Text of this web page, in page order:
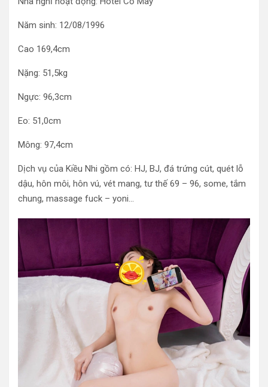
Năm sinh: 12/08/1996
Cao 169,4cm
Nặng: 51,5kg
Ngực: 96,3cm
Eo: 51,0cm
Mông: 97,4cm
Dịch vụ của Kiều Nhi gồm có: HJ, BJ, đá trứng cút, quét lỗ
dậu, hôn môi, hôn vú, vét mang, tư thế 69 – 96, some, tắm
chung, massage fuck – yoni…